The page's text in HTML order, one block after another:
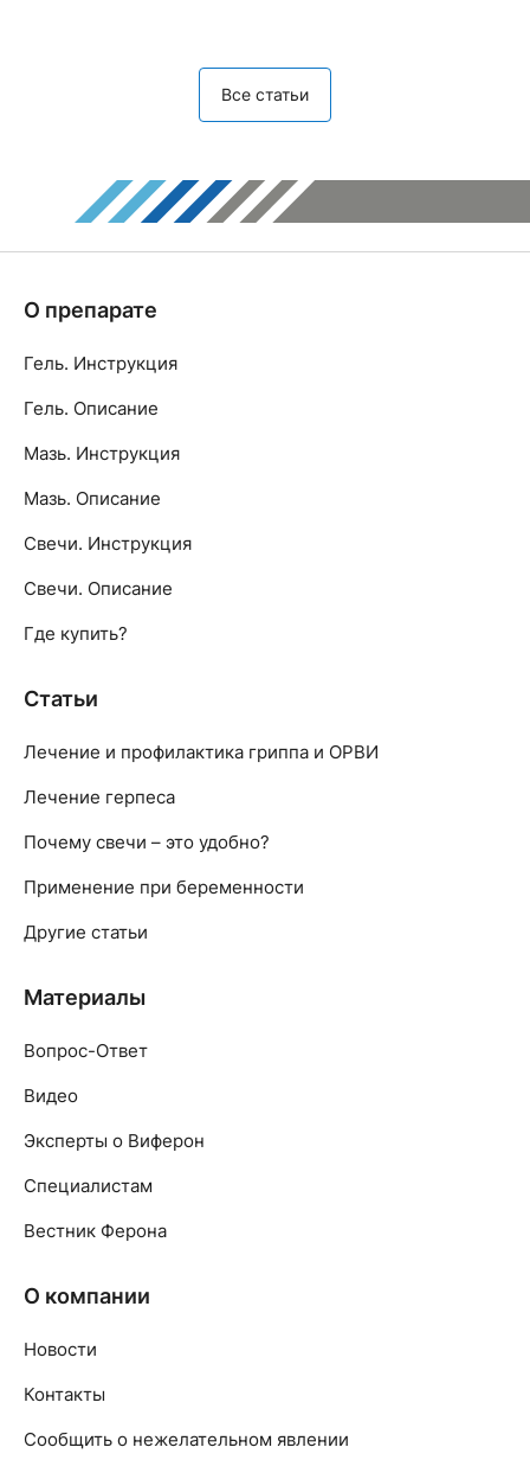
Все статьи
О препарате
Гель. Инструкция
Гель. Описание
Мазь. Инструкция
Мазь. Описание
Свечи. Инструкция
Свечи. Описание
Где купить?
Статьи
Лечение и профилактика гриппа и ОРВИ
Лечение герпеса
Почему свечи – это удобно?
Применение при беременности
Другие статьи
Материалы
Вопрос-Ответ
Видео
Эксперты о Виферон
Специалистам
Вестник Ферона
О компании
Новости
Контакты
Сообщить о нежелательном явлении